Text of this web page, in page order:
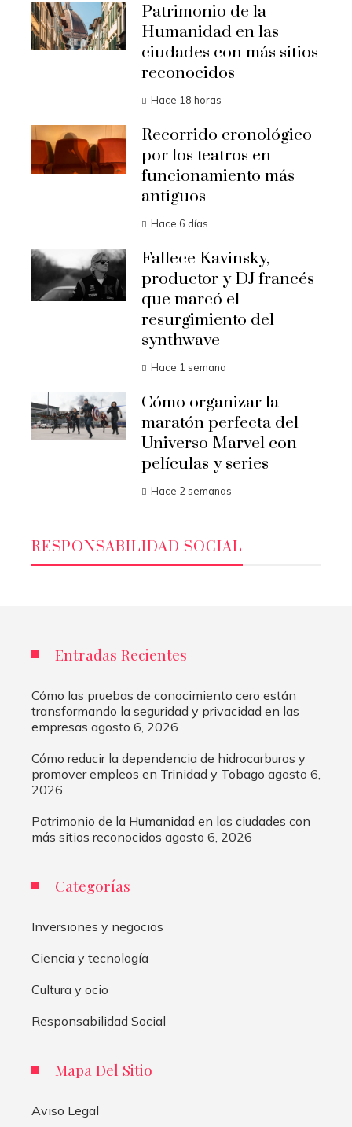
Patrimonio de la
Humanidad en las
ciudades con más sitios
reconocidos
Hace 18 horas
Recorrido cronológico
por los teatros en
funcionamiento más
antiguos
Hace 6 días
Fallece Kavinsky,
productor y DJ francés
que marcó el
resurgimiento del
synthwave
Hace 1 semana
Cómo organizar la
maratón perfecta del
Universo Marvel con
películas y series
Hace 2 semanas
RESPONSABILIDAD SOCIAL
Entradas Recientes
Cómo las pruebas de conocimiento cero están
transformando la seguridad y privacidad en las
empresas agosto 6, 2026
Cómo reducir la dependencia de hidrocarburos y
promover empleos en Trinidad y Tobago agosto 6,
2026
Patrimonio de la Humanidad en las ciudades con
más sitios reconocidos agosto 6, 2026
Categorías
Inversiones y negocios
Ciencia y tecnología
Cultura y ocio
Responsabilidad Social
Mapa Del Sitio
Aviso Legal